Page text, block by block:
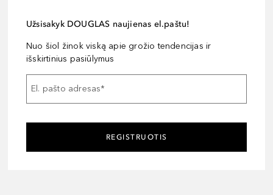
Užsisakyk DOUGLAS naujienas el.paštu!
Nuo šiol žinok viską apie grožio tendencijas ir
išskirtinius pasiūlymus
El. pašto adresas*
REGISTRUOTIS